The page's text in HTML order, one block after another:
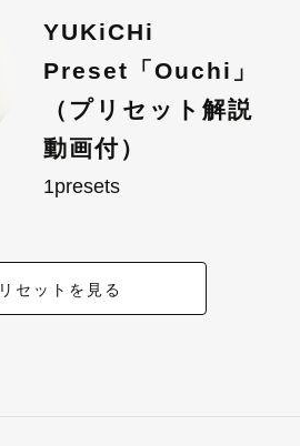
YUKiCHi
Preset「Ouchi」
（プリセット解説
動画付）
1presets
セットを見る